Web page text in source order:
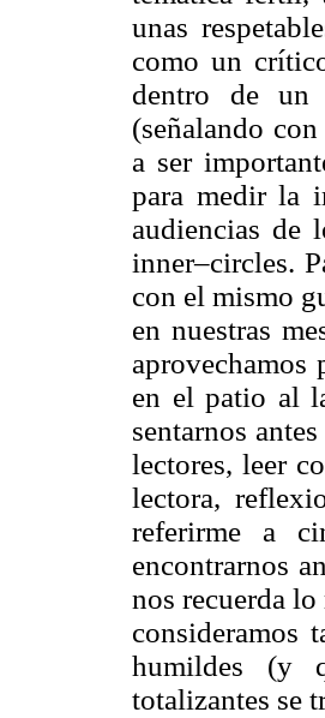
unas
como un
dentro de
(señalando
a ser
para medir la
audiencias de
inner–circles.
con el mismo
en nuestras
aprovechamos
en el patio al
sentarnos
lectores, leer
lectora,
referirme a
encontrarnos
nos recuerda lo
consideramos
humildes (y
totalizantes se